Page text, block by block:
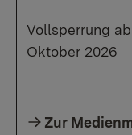
Vollsperrung
Oktober 2026
Zur